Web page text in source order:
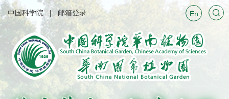
中国科学院 邮箱登录 En